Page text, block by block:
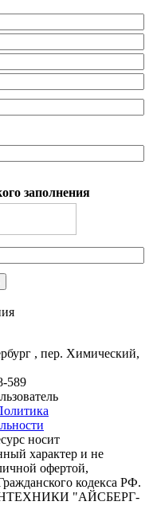
заполнения
, пер. Химический,
589
носит
характер и не
офертой,
кодекса РФ.
"АЙСБЕРГ-